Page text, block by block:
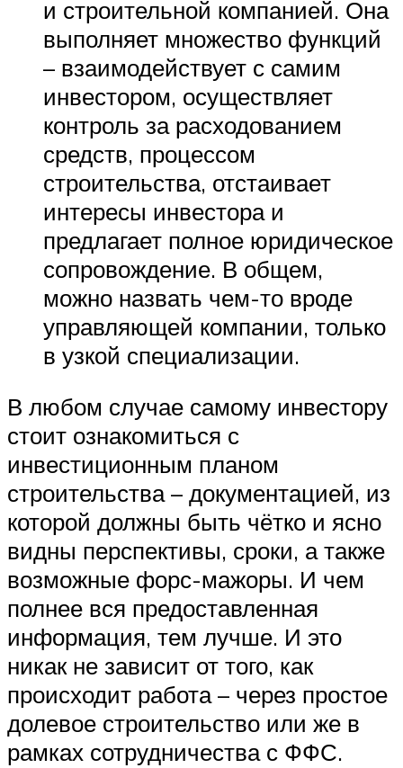
и строительной компанией. Она
выполняет множество функций
– взаимодействует с самим
инвестором, осуществляет
контроль за расходованием
средств, процессом
строительства, отстаивает
интересы инвестора и
предлагает полное юридическое
сопровождение. В общем,
можно назвать чем-то вроде
управляющей компании, только
в узкой специализации.
В любом случае самому инвестору
стоит ознакомиться с
инвестиционным планом
строительства – документацией, из
которой должны быть чётко и ясно
видны перспективы, сроки, а также
возможные форс-мажоры. И чем
полнее вся предоставленная
информация, тем лучше. И это
никак не зависит от того, как
происходит работа – через простое
долевое строительство или же в
рамках сотрудничества с ФФС.